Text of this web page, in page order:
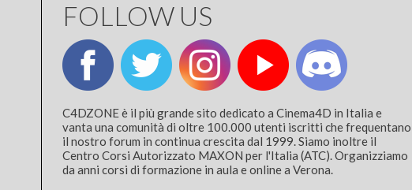
FOLLOW US
C4DZONE è il più grande sito dedicato a Cinema4D in Italia e
vanta una comunità di oltre 100.000 utenti iscritti che frequentano
il nostro forum in continua crescita dal 1999. Siamo inoltre il
Centro Corsi Autorizzato MAXON per l'Italia (ATC). Organizziamo
da anni corsi di formazione in aula e online a Verona.